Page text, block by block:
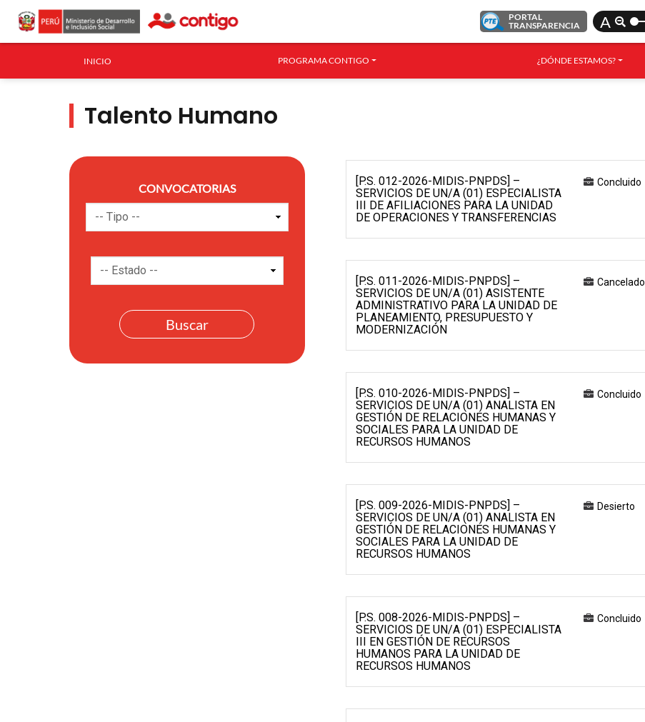
PORTAL
TRANSPARENCIA
A
INICIO PROGRAMA CONTIGO ¿DÓNDE ESTAMOS?
Talento Humano
CONVOCATORIAS
[P.S. 012-2026-MIDIS-PNPDS] –
SERVICIOS DE UN/A (01) ESPECIALISTA
III DE AFILIACIONES PARA LA UNIDAD
DE OPERACIONES Y TRANSFERENCIAS
Concluido
[P.S. 011-2026-MIDIS-PNPDS] –
SERVICIOS DE UN/A (01) ASISTENTE
ADMINISTRATIVO PARA LA UNIDAD DE
PLANEAMIENTO, PRESUPUESTO Y
MODERNIZACIÓN
Cancelado
[P.S. 010-2026-MIDIS-PNPDS] –
SERVICIOS DE UN/A (01) ANALISTA EN
GESTIÓN DE RELACIONES HUMANAS Y
SOCIALES PARA LA UNIDAD DE
RECURSOS HUMANOS
Concluido
[P.S. 009-2026-MIDIS-PNPDS] –
SERVICIOS DE UN/A (01) ANALISTA EN
GESTIÓN DE RELACIONES HUMANAS Y
SOCIALES PARA LA UNIDAD DE
RECURSOS HUMANOS
Desierto
[P.S. 008-2026-MIDIS-PNPDS] –
SERVICIOS DE UN/A (01) ESPECIALISTA
III EN GESTIÓN DE RECURSOS
HUMANOS PARA LA UNIDAD DE
RECURSOS HUMANOS
Concluido